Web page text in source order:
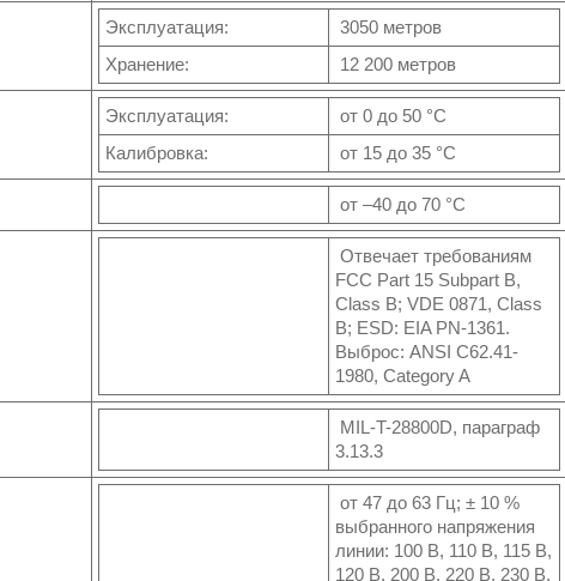
Эксплуатация:
3050 метров
Хранение:
12 200 метров
Эксплуатация:
от 0 до 50 °C
Калибровка:
от 15 до 35 °C
от –40 до 70 °C
Отвечает требованиям
FCC Part 15 Subpart B,
Class B; VDE 0871, Class
B; ESD: EIA PN-1361.
Выброс: ANSI C62.41-
1980, Category A
MIL-T-28800D, параграф
3.13.3
от 47 до 63 Гц; ± 10 %
выбранного напряжения
линии: 100 В, 110 В, 115 В,
120 В, 200 В, 220 В, 230 В,